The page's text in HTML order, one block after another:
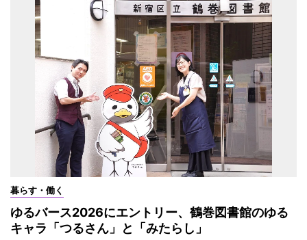
暮らす・働く
ゆるバース2026にエントリー、鶴巻図書館のゆる
キャラ「つるさん」と「みたらし」